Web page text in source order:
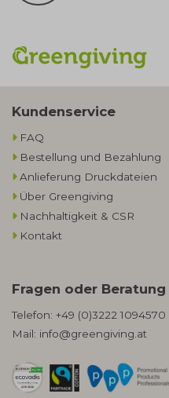
Kundenservice
FAQ
Bestellung und Bezahlung
Anlieferung Druckdateien
Über Greengiving
Nachhaltigkeit & CSR
Kontakt
Fragen oder Beratung
Telefon: +49 (0)3222 1094570
Mail: info@greengiving.at